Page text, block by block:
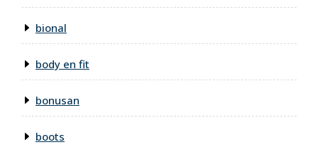
bional
body en fit
bonusan
boots